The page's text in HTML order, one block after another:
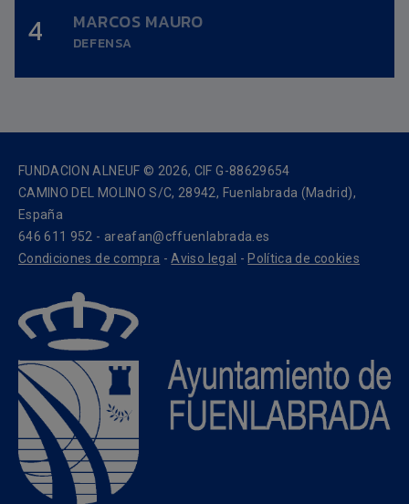
4 MARCOS MAURO
DEFENSA
Altura:0,00m.
Fecha nacimiento:
FUNDACION ALNEUF © 2026, CIF G-88629654
CAMINO DEL MOLINO S/C, 28942, Fuenlabrada (Madrid),
España
646 611 952 - areafan@cffuenlabrada.es
Condiciones de compra -Aviso legal - Política de cookies